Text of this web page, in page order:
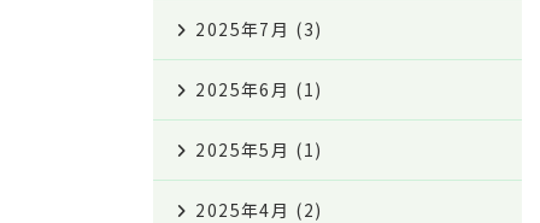
2025年7月 (3)
2025年6月 (1)
2025年5月 (1)
2025年4月 (2)